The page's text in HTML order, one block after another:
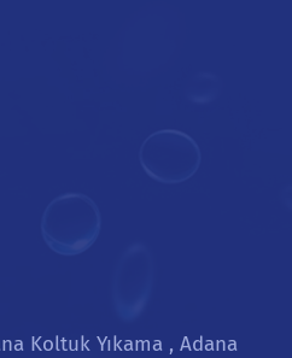
Koltuk Yıkama , Adana